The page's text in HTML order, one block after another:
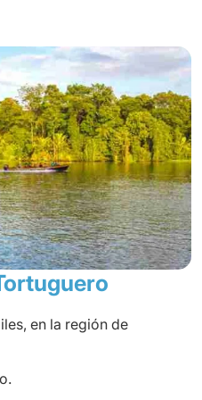
en la región de